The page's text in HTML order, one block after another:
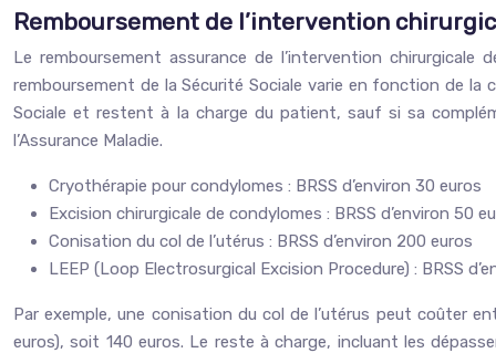
Remboursement de l’intervention
Le remboursement assurance de l’intervention
remboursement de la Sécurité Sociale varie en fonction de la
Sociale et restent à la charge du patient, sauf si sa
l’Assurance Maladie.
Cryothérapie pour condylomes : BRSS d’environ 30 euros
Excision chirurgicale de condylomes : BRSS d’environ 50
Conisation du col de l’utérus : BRSS d’environ 200 euros
LEEP (Loop Electrosurgical Excision Procedure) : BRSS
Par exemple, une conisation du col de l’utérus peut coûter
euros), soit 140 euros. Le reste à charge, incluant les